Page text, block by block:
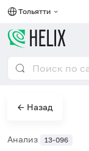
Тольятти
← Назад
Анализ 13-096